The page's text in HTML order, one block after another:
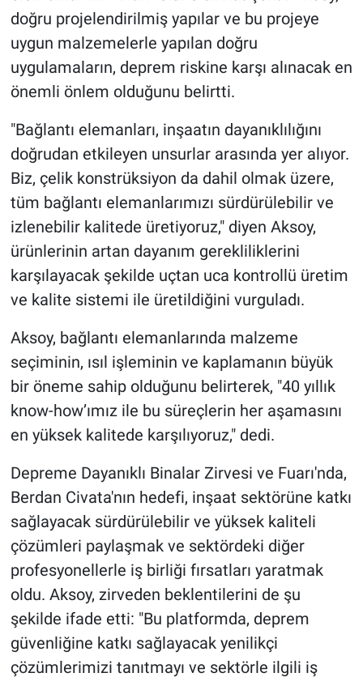
doğru projelendirilmiş yapılar ve bu projeye
uygun malzemelerle yapılan doğru
uygulamaların, deprem riskine karşı alınacak en
önemli önlem olduğunu belirtti.
"Bağlantı elemanları, inşaatın dayanıklılığını
doğrudan etkileyen unsurlar arasında yer alıyor.
Biz, çelik konstrüksiyon da dahil olmak üzere,
tüm bağlantı elemanlarımızı sürdürülebilir ve
izlenebilir kalitede üretiyoruz," diyen Aksoy,
ürünlerinin artan dayanım gerekliliklerini
karşılayacak şekilde uçtan uca kontrollü üretim
ve kalite sistemi ile üretildiğini vurguladı.
Aksoy, bağlantı elemanlarında malzeme
seçiminin, ısıl işleminin ve kaplamanın büyük
bir öneme sahip olduğunu belirterek, "40 yıllık
know-how’ımız ile bu süreçlerin her aşamasını
en yüksek kalitede karşılıyoruz," dedi.
Depreme Dayanıklı Binalar Zirvesi ve Fuarı'nda,
Berdan Civata'nın hedefi, inşaat sektörüne katkı
sağlayacak sürdürülebilir ve yüksek kaliteli
çözümleri paylaşmak ve sektördeki diğer
profesyonellerle iş birliği fırsatları yaratmak
oldu. Aksoy, zirveden beklentilerini de şu
şekilde ifade etti: "Bu platformda, deprem
güvenliğine katkı sağlayacak yenilikçi
çözümlerimizi tanıtmayı ve sektörle ilgili iş